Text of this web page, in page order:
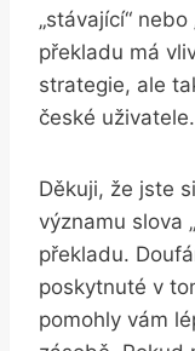
„stávající“
překladu má
strategie, ale
české uživatele.
Děkuji, že jste
významu​ slova
překladu.
poskytnuté v
pomohly vám​